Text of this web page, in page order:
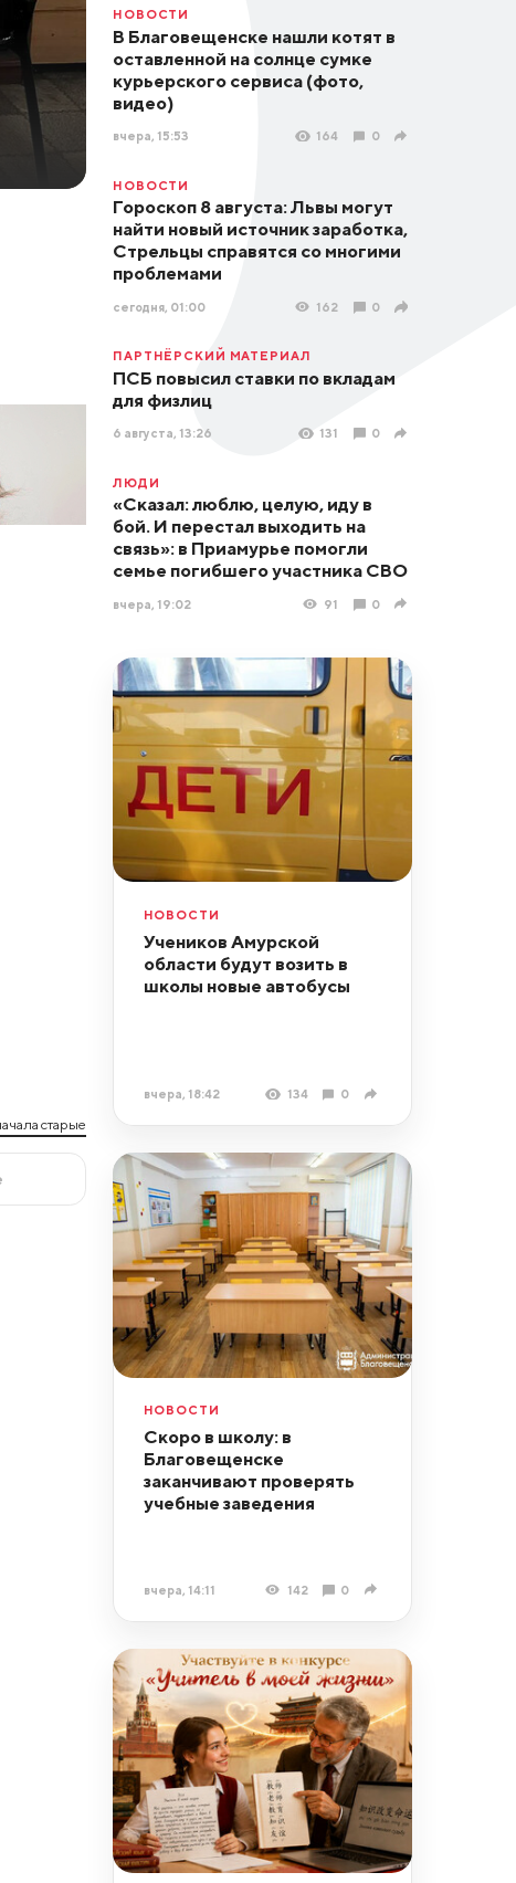
старые
НОВОСТИ
В Благовещенске нашли котят в
оставленной на солнце сумке
курьерского сервиса (фото,
видео)
вчера, 15:53 164 0
НОВОСТИ
Гороскоп 8 августа: Львы могут
найти новый источник заработка,
Стрельцы справятся со многими
проблемами
сегодня, 01:00 162 0
ПАРТНЁРСКИЙ МАТЕРИАЛ
ПСБ повысил ставки по вкладам
для физлиц
6 августа, 13:26 131 0
ЛЮДИ
«Сказал: люблю, целую, иду в
бой. И перестал выходить на
связь»: в Приамурье помогли
семье погибшего участника СВО
вчера, 19:02 91 0
НОВОСТИ
Учеников Амурской
области будут возить в
школы новые автобусы
вчера, 18:42 134 0
НОВОСТИ
Скоро в школу: в
Благовещенске
заканчивают проверять
учебные заведения
вчера, 14:11 142 0